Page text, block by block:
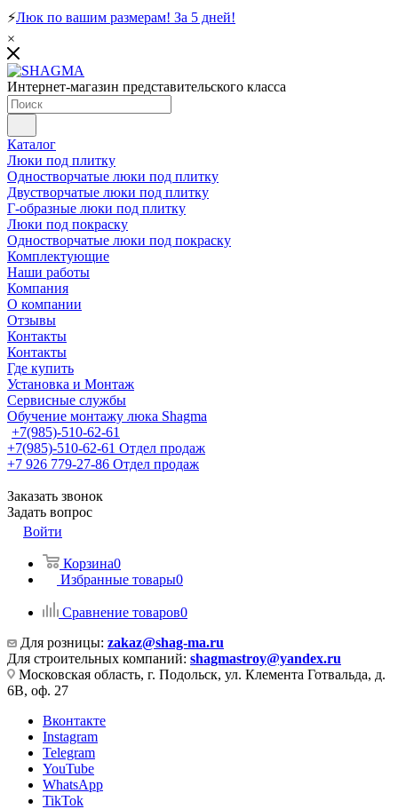
⚡Люк по вашим размерам! За 5 дней!
×
Интернет-магазин представительского класса
Каталог
Люки под плитку
Одностворчатые люки под плитку
Двустворчатые люки под плитку
Г-образные люки под плитку
Люки под покраску
Одностворчатые люки под покраску
Комплектующие
Наши работы
Компания
О компании
Отзывы
Контакты
Контакты
Где купить
Установка и Монтаж
Сервисные службы
Обучение монтажу люка Shagma
+7(985)-510-62-61
+7(985)-510-62-61 Отдел продаж
‪+7 926 779-27-86‬ Отдел продаж
Заказать звонок
Задать вопрос
Войти
Корзина0
Избранные товары0
Сравнение товаров0
Для розницы: zakaz@shag-ma.ru
Для строительных компаний: shagmastroy@yandex.ru
Московская область, г. Подольск, ул. Клемента Готвальда, д.
6В, оф. 27
Вконтакте
Instagram
Telegram
YouTube
WhatsApp
TikTok